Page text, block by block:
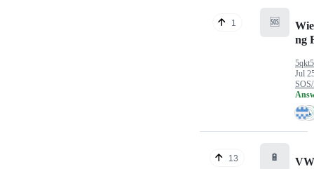
1 🆘
ng
Jul
13 🔋